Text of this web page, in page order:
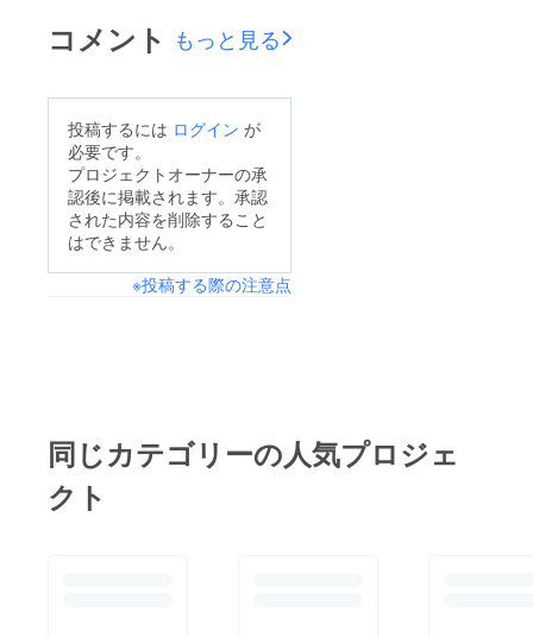
コメント もっと見る
投稿するには ログイン が
必要です。
プロジェクトオーナーの承
認後に掲載されます。承認
された内容を削除すること
はできません。
※投稿する際の注意点
同じカテゴリーの人気プロジェ
クト